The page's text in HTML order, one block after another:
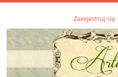
Zarejestruj się